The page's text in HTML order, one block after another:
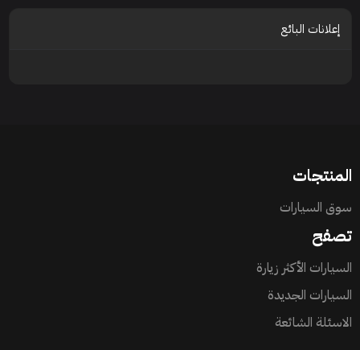
إعلانات البائع
المنتجات
سوق السيارات
تصفح
السيارات الأكثر زيارة
السيارات الجديدة
الاسئلة الشائعة